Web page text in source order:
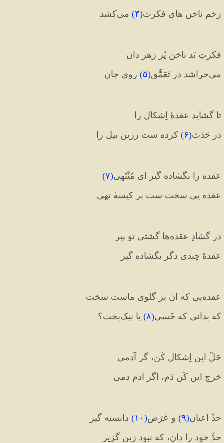
زخم ناخن های فکرت(۴) می‌کشد
فکرتِ بَد ناخنِ پُر زهر دان
می‌خراشد در تَعَمُّق
(۵) روی جان
تا گشاید عقدهٔ اِشکال را
در حَدَث(۶) کرده ست زرین بیل را
عقده را بگشاده گیر ای مُنْتَهی(۷)
عقده یی سخت ست بر کیسهٔ تهی
در گشادِ عقده‌ها گشتی تو پیر
عقدهٔ چندی دگر بگشاده گیر
عقده‌یی که آن بر گلوی ماست سخت
که بدانی که خَسی(۸) یا نیک‌بخت؟
حَلِّ این اِشکال کُن، گر آدمی
خرج این کُن دَم، اگر آدم‌ دمی
حدِّ اَعیان(۹) و عَرَض( ۱۰) دانسته گیر
حدِّ خود را دان، که نبود زین گزیر